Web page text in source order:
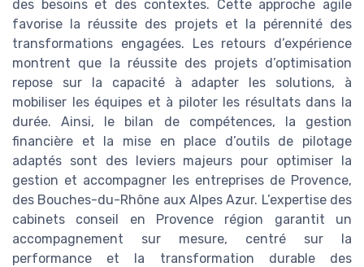
des besoins et des contextes. Cette approche agile
favorise la réussite des projets et la pérennité des
transformations engagées. Les retours d’expérience
montrent que la réussite des projets d’optimisation
repose sur la capacité à adapter les solutions, à
mobiliser les équipes et à piloter les résultats dans la
durée. Ainsi, le bilan de compétences, la gestion
financière et la mise en place d’outils de pilotage
adaptés sont des leviers majeurs pour optimiser la
gestion et accompagner les entreprises de Provence,
des Bouches-du-Rhône aux Alpes Azur. L’expertise des
cabinets conseil en Provence région garantit un
accompagnement sur mesure, centré sur la
performance et la transformation durable des